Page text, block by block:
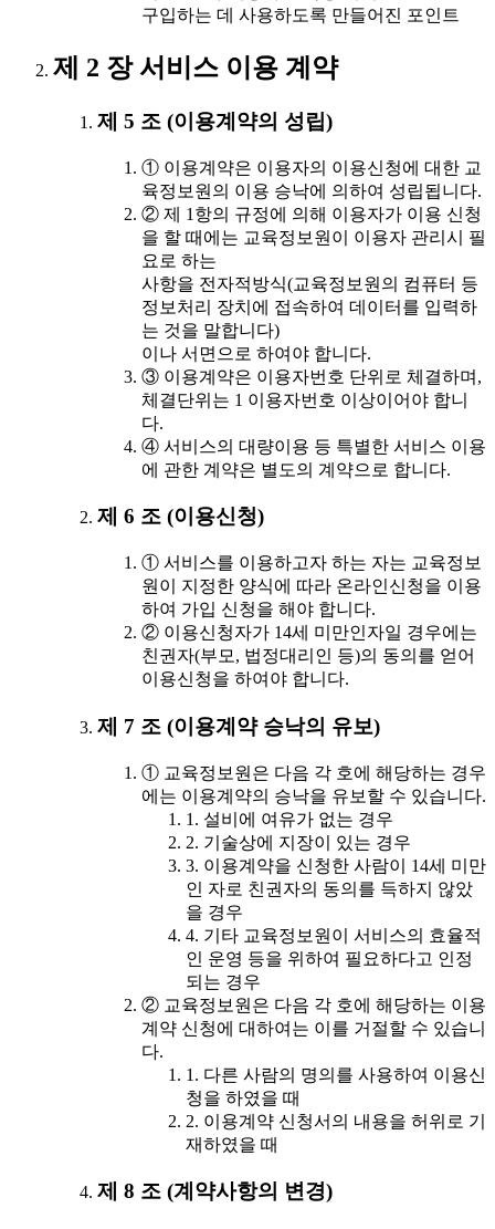
구입하는 데 사용하도록 만들어진 포인트
제 2 장 서비스 이용 계약
제 5 조 (이용계약의 성립)
① 이용계약은 이용자의 이용신청에 대한 교
육정보원의 이용 승낙에 의하여 성립됩니다.
② 제 1항의 규정에 의해 이용자가 이용 신청
을 할 때에는 교육정보원이 이용자 관리시 필
요로 하는
사항을 전자적방식(교육정보원의 컴퓨터 등
정보처리 장치에 접속하여 데이터를 입력하
는 것을 말합니다)
이나 서면으로 하여야 합니다.
③ 이용계약은 이용자번호 단위로 체결하며,
체결단위는 1 이용자번호 이상이어야 합니
다.
④ 서비스의 대량이용 등 특별한 서비스 이용
에 관한 계약은 별도의 계약으로 합니다.
제 6 조 (이용신청)
① 서비스를 이용하고자 하는 자는 교육정보
원이 지정한 양식에 따라 온라인신청을 이용
하여 가입 신청을 해야 합니다.
② 이용신청자가 14세 미만인자일 경우에는
친권자(부모, 법정대리인 등)의 동의를 얻어
이용신청을 하여야 합니다.
제 7 조 (이용계약 승낙의 유보)
① 교육정보원은 다음 각 호에 해당하는 경우
에는 이용계약의 승낙을 유보할 수 있습니다.
1. 설비에 여유가 없는 경우
2. 기술상에 지장이 있는 경우
3. 이용계약을 신청한 사람이 14세 미만
인 자로 친권자의 동의를 득하지 않았
을 경우
4. 기타 교육정보원이 서비스의 효율적
인 운영 등을 위하여 필요하다고 인정
되는 경우
② 교육정보원은 다음 각 호에 해당하는 이용
계약 신청에 대하여는 이를 거절할 수 있습니
다.
1. 다른 사람의 명의를 사용하여 이용신
청을 하였을 때
2. 이용계약 신청서의 내용을 허위로 기
재하였을 때
제 8 조 (계약사항의 변경)